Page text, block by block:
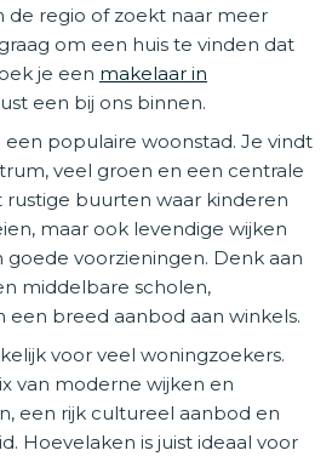
de regio of zoekt naar meer
om een huis te vinden dat
je een makelaar in
een bij ons binnen.
een populaire woonstad. Je vindt
veel groen en een centrale
rustige buurten waar kinderen
maar ook levendige wijken
voorzieningen. Denk aan
middelbare scholen,
een breed aanbod aan winkels.
voor veel woningzoekers.
van moderne wijken en
een rijk cultureel aanbod en
Hoevelaken is juist ideaal voor